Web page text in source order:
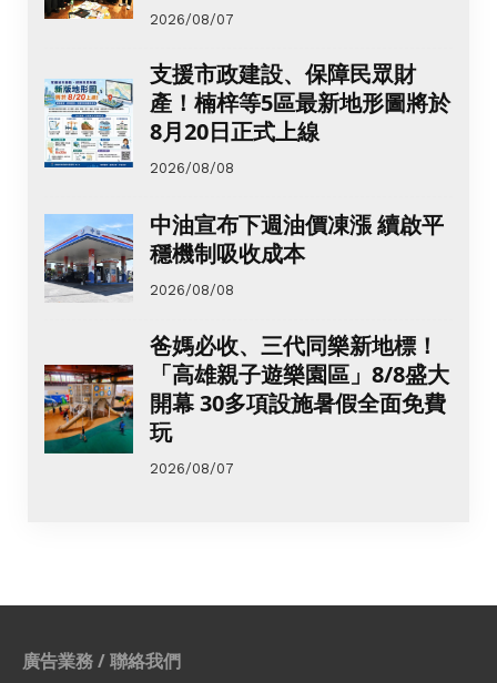
2026/08/07
支援市政建設、保障民眾財
產！楠梓等5區最新地形圖將於
8月20日正式上線
2026/08/08
中油宣布下週油價凍漲 續啟平
穩機制吸收成本
2026/08/08
爸媽必收、三代同樂新地標！
「高雄親子遊樂園區」8/8盛大
開幕 30多項設施暑假全面免費
玩
2026/08/07
廣告業務 / 聯絡我們